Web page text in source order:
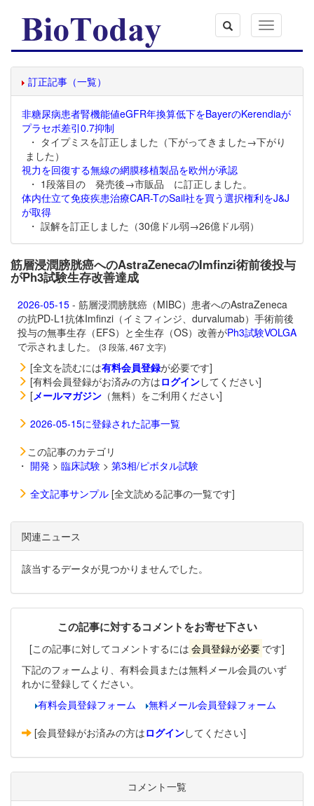
Toggle
navigation
訂正記事（一覧）
非糖尿病患者腎機能値eGFR年換算低下をBayerのKerendiaが
プラセボ差引0.7抑制
・ タイプミスを訂正しました（下がってきました→下がり
ました）
視力を回復する無線の網膜移植製品を欧州が承認
・ 1段落目の 発売後→市販品 に訂正しました。
体内仕立て免疫疾患治療CAR-TのSail社を買う選択権利をJ&J
が取得
・ 誤解を訂正しました（30億ドル弱→26億ドル弱）
筋層浸潤膀胱癌へのAstraZenecaのImfinzi術前後投与
がPh3試験生存改善達成
2026-05-15 - 筋層浸潤膀胱癌（MIBC）患者へのAstraZeneca
の抗PD-L1抗体Imfinzi（イミフィンジ、durvalumab）手術前後
投与の無事生存（EFS）と全生存（OS）改善がPh3試験VOLGA
で示されました。
(3 段落, 467 文字)
[全文を読むには有料会員登録が必要です]
[有料会員登録がお済みの方はログインしてください]
[メールマガジン （無料）をご利用ください]
2026-05-15に登録された記事一覧
この記事のカテゴリ
・ 開発 > 臨床試験 > 第3相/ピボタル試験
全文記事サンプル [全文読める記事の一覧です]
関連ニュース
該当するデータが見つかりませんでした。
この記事に対するコメントをお寄せ下さい
[この記事に対してコメントするには 会員登録が必要 です]
下記のフォームより、有料会員または無料メール会員のいず
れかに登録してください。
有料会員登録フォーム
無料メール会員登録フォーム
[会員登録がお済みの方はログインしてください]
コメント一覧